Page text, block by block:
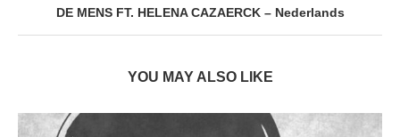
DE MENS FT. HELENA CAZAERCK – Nederlands
YOU MAY ALSO LIKE